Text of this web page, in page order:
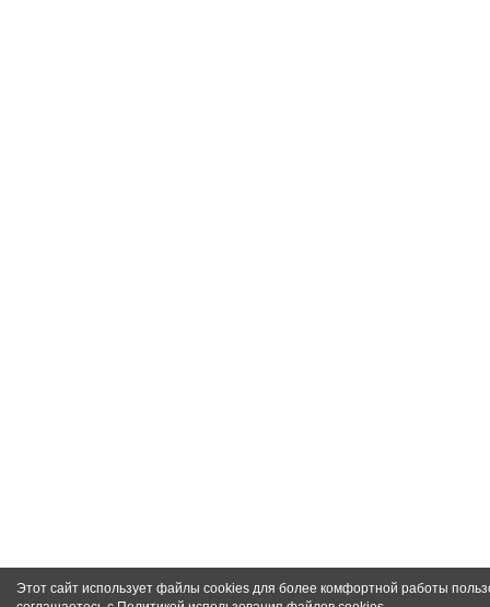
Этот сайт использует файлы cookies для более комфортной работы